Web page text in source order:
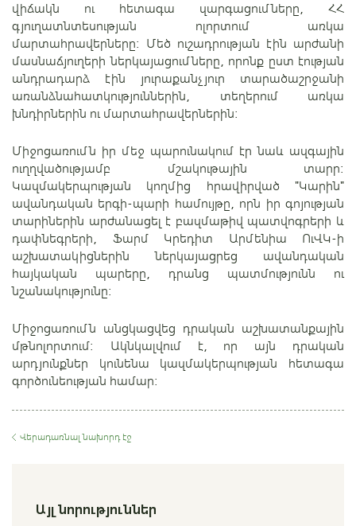
վիճակն ու հետագա զարգացումները, ՀՀ
գյուղատնտեսության ոլորտում առկա
մարտահրավերները: Մեծ ուշադրության էին արժանի
մասնաճյուղերի ներկայացումները, որոնք ըստ էության
անդրադարձ էին յուրաքանչյուր տարածաշրջանի
առանձնահատկություններին, տեղերում առկա
խնդիրներին ու մարտահրավերներին:
Միջոցառումն իր մեջ պարունակում էր նաև ազգային
ուղղվածությամբ մշակութային տարր:
Կազմակերպության կողմից հրավիրված "Կարին"
ավանդական երգի-պարի համույթը, որն իր գոյության
տարիներին արժանացել է բազմաթիվ պատվոգրերի և
դափնեգրերի, Ֆարմ Կրեդիտ Արմենիա ՈւՎԿ-ի
աշխատակիցներին ներկայացրեց ավանդական
հայկական պարերը, դրանց պատմությունն ու
նշանակությունը:
Միջոցառումն անցկացվեց դրական աշխատանքային
մթնոլորտում: Ակնկալվում է, որ այն դրական
արդյունքներ կունենա կազմակերպության հետագա
գործունեության համար:
Վերադառնալ նախորդ էջ
Այլ նորություններ